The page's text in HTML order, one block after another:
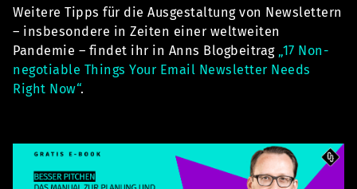
Weitere Tipps für die Ausgestaltung von Newslettern
– insbesondere in Zeiten einer weltweiten
Pandemie – findet ihr in Anns Blogbeitrag „17 Non-
negotiable Things Your Email Newsletter Needs
Right Now“.